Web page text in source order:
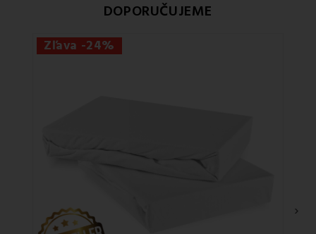
DOPORUČUJEME
Zľava -24%
›